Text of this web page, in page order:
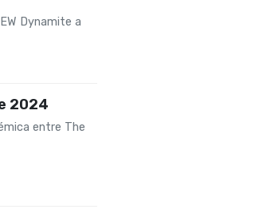
Dynamite a
2024
entre The